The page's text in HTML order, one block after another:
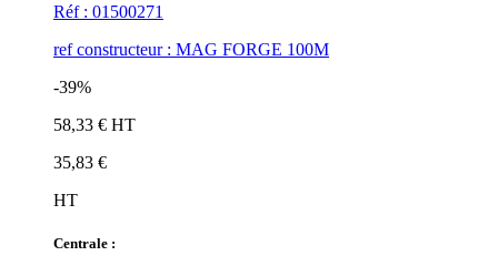
Réf : 01500271
ref constructeur : MAG FORGE 100M
-39%
58,33 € HT
35,83 €
HT
Centrale :